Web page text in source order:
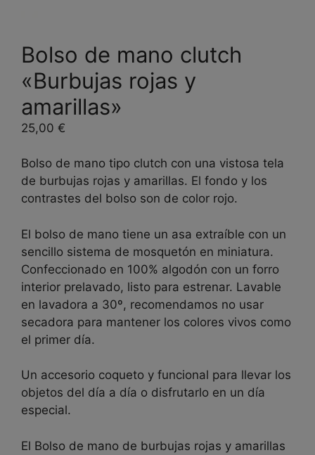
Bolso de mano clutch
«Burbujas rojas y
amarillas»
25,00 €
Bolso de mano tipo clutch con una vistosa tela
de burbujas rojas y amarillas. El fondo y los
contrastes del bolso son de color rojo.
El bolso de mano tiene un asa extraíble con un
sencillo sistema de mosquetón en miniatura.
Confeccionado en 100% algodón con un forro
interior prelavado, listo para estrenar. Lavable
en lavadora a 30º, recomendamos no usar
secadora para mantener los colores vivos como
el primer día.
Un accesorio coqueto y funcional para llevar los
objetos del día a día o disfrutarlo en un día
especial.
El Bolso de mano de burbujas rojas y amarillas